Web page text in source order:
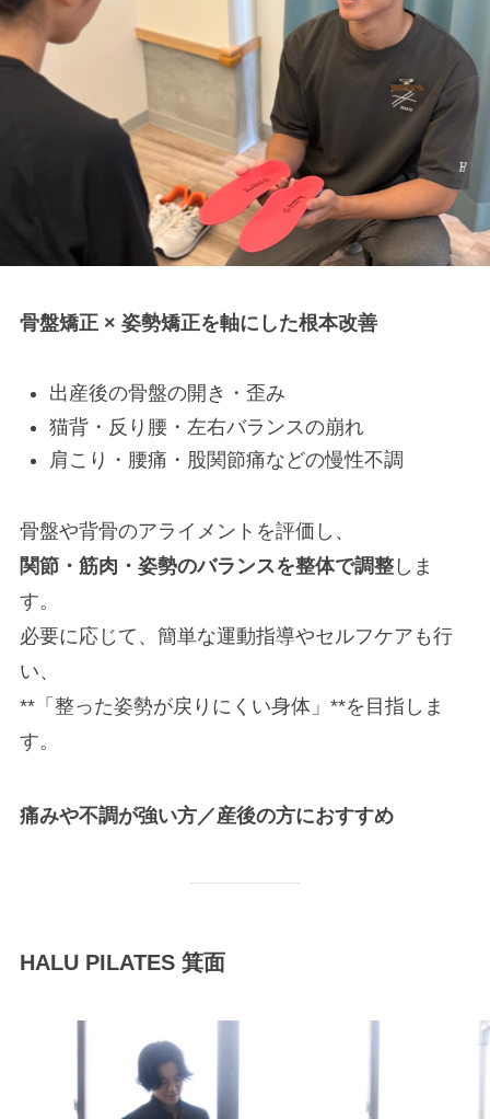
骨盤矯正 × 姿勢矯正を軸にした根本改善
出産後の骨盤の開き・歪み
猫背・反り腰・左右バランスの崩れ
肩こり・腰痛・股関節痛などの慢性不調
骨盤や背骨のアライメントを評価し、
関節・筋肉・姿勢のバランスを整体で調整しま
す。
必要に応じて、簡単な運動指導やセルフケアも行
い、
**「整った姿勢が戻りにくい身体」**を目指しま
す。
痛みや不調が強い方／産後の方におすすめ
HALU PILATES 箕面